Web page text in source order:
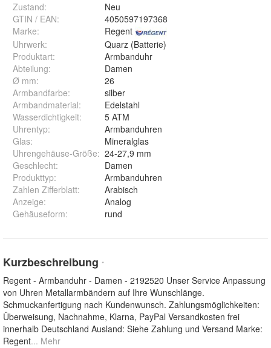
Zustand:
Neu
GTIN / EAN:
4050597197368
Marke:
Regent
Uhrwerk:
Quarz (Batterie)
Produktart:
Armbanduhr
Abteilung:
Damen
Ø mm:
26
Armbandfarbe:
silber
Armbandmaterial:
Edelstahl
Wasserdichtigkeit:
5 ATM
Uhrentyp:
Armbanduhren
Glas:
Mineralglas
Uhrengehäuse-Größe: 24-27,9 mm
Geschlecht:
Damen
Produkttyp:
Armbanduhren
Zahlen Zifferblatt:
Arabisch
Anzeige:
Analog
Gehäuseform: rund
Kurzbeschreibung *
Regent - Armbanduhr - Damen - 2192520 Unser Service Anpassung
von Uhren Metallarmbändern auf Ihre Wunschlänge.
Schmuckanfertigung nach Kundenwunsch. Zahlungsmöglichkeiten:
Überweisung, Nachnahme, Klarna, PayPal Versandkosten frei
innerhalb Deutschland Ausland: Siehe Zahlung und Versand Marke:
Regent... Mehr